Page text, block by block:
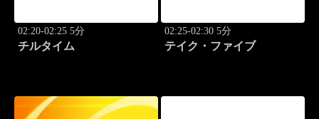
02:20-02:25 5分
チルタイム
02:25-02:30 5分
テイク・ファイブ